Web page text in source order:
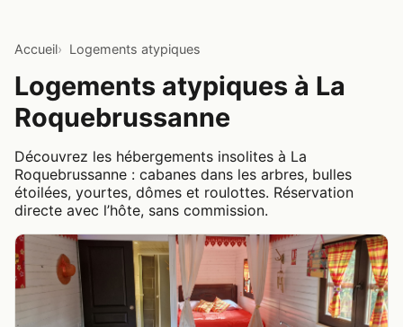
Accueil Logements atypiques
Logements atypiques à La
Roquebrussanne
Découvrez les hébergements insolites à La
Roquebrussanne : cabanes dans les arbres, bulles
étoilées, yourtes, dômes et roulottes. Réservation
directe avec l’hôte, sans commission.